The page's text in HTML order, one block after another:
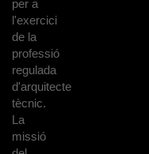
per a
l'exercici
de la
professió
regulada
d'arquitecte
tècnic.
La
missió